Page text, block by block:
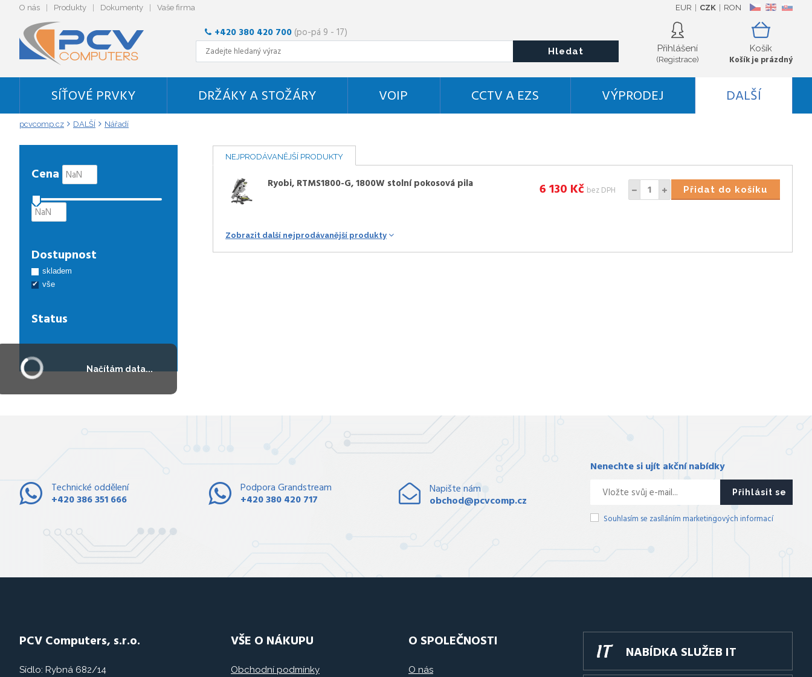
O nás Produkty Dokumenty Vaše firma CZ EN SK
EUR CZK RON
Košík
Košík je prázdný
Přihlášení
(Registrace)
+420 380 420 700 (po-pá 9 - 17)
Hledat
SÍŤOVÉ PRVKY DRŽÁKY A STOŽÁRY VOIP CCTV A EZS VÝPRODEJ DALŠÍ
pcvcomp.cz DALŠÍ Nářadí
NEJPRODÁVANĚJŠÍ PRODUKTY
Ryobi, RTMS1800-G, 1800W stolní pokosová pila Přidat do košíku
6 130 Kč bez DPH
Zobrazit další nejprodávanější produkty
Cena
Dostupnost
skladem
vše
Status
Technické oddělení
+420 386 351 666
Podpora Grandstream
+420 380 420 717
Napište nám
obchod@pcvcomp.cz
Nenechte si ujít akční nabídky
Přihlásit se
Souhlasím se zasíláním marketingových informací
PCV Computers, s.r.o.
Sídlo: Rybná 682/14
VŠE O NÁKUPU
Obchodní podmínky
O SPOLEČNOSTI
O nás
NABÍDKA SLUŽEB IT
Načítám data...